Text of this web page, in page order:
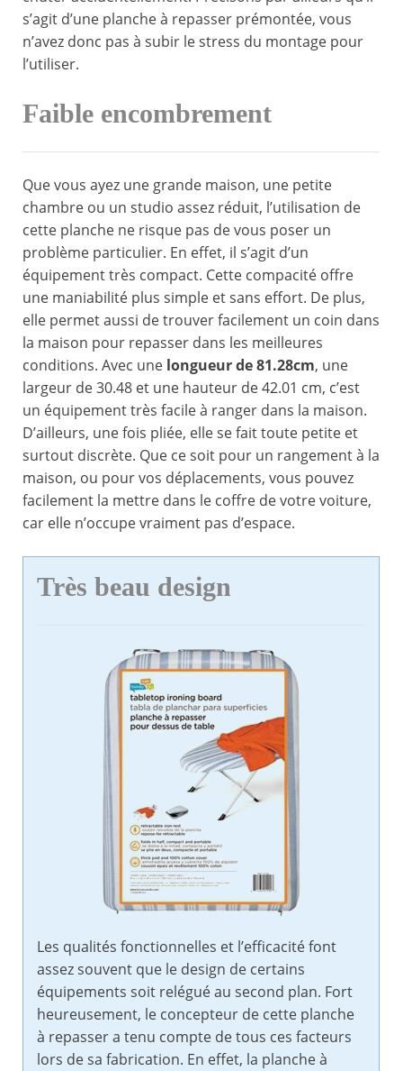
s’agit d’une planche à repasser prémontée, vous
n’avez donc pas à subir le stress du montage pour
l’utiliser.
Faible encombrement
Que vous ayez une grande maison, une petite
chambre ou un studio assez réduit, l’utilisation de
cette planche ne risque pas de vous poser un
problème particulier. En effet, il s’agit d’un
équipement très compact. Cette compacité offre
une maniabilité plus simple et sans effort. De plus,
elle permet aussi de trouver facilement un coin dans
la maison pour repasser dans les meilleures
conditions. Avec une longueur de 81.28cm, une
largeur de 30.48 et une hauteur de 42.01 cm, c’est
un équipement très facile à ranger dans la maison.
D’ailleurs, une fois pliée, elle se fait toute petite et
surtout discrète. Que ce soit pour un rangement à la
maison, ou pour vos déplacements, vous pouvez
facilement la mettre dans le coffre de votre voiture,
car elle n’occupe vraiment pas d’espace.
Très beau design
Les qualités fonctionnelles et l’efficacité font
assez souvent que le design de certains
équipements soit relégué au second plan. Fort
heureusement, le concepteur de cette planche
à repasser a tenu compte de tous ces facteurs
lors de sa fabrication. En effet, la planche à